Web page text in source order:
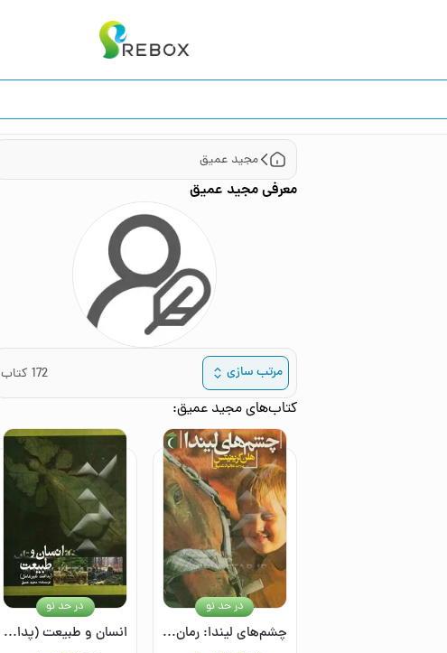
مجید عمیق
معرفیمجید عمیق
مرتب سازی 172 کتاب
کتاب‌هایمجید عمیق:
چشم‌های لیندا: رمان نوجوان
در حد نو
انسان و طبیعت (پدافند غیرعامل)
در حد نو